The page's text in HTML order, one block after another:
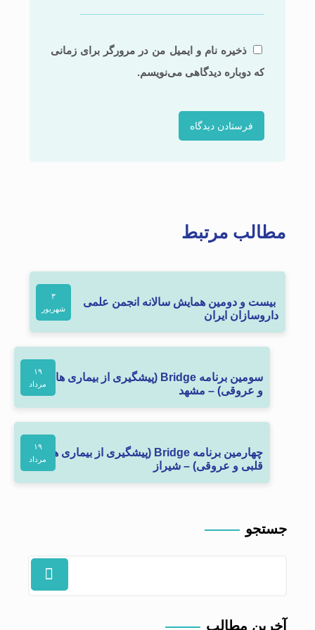
ذخیره نام و ایمیل من در مرورگر برای زمانی
که دوباره دیدگاهی می‌نویسم.
مطالب مرتبط
۳
شهریور
بیست و دومین همایش سالانه انجمن علمی
داروسازان ایران
۱۹
مرداد
سومین برنامه Bridge (پیشگیری از بیماری های قلبی
و عروقی) – مشهد
۱۹
مرداد
چهارمین برنامه Bridge (پیشگیری از بیماری های
قلبی و عروقی) – شیراز
جستجو
آخرین مطالب